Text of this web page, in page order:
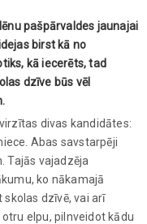
pašpārvaldes jaunajai
birst kā no
kā iecerēts, tad
dzīve būs vēl
divas kandidātes:
Abas savstarpēji
Tajās vajadzēja
ko nākamajā
dzīvē, vai arī
elpu, pilnveidot kādu